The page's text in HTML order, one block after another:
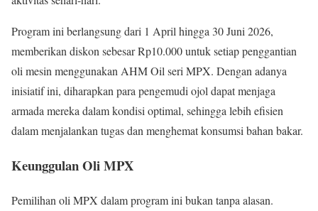
Program ini berlangsung dari 1 April hingga 30 Juni 2026,
memberikan diskon sebesar Rp10.000 untuk setiap penggantian
oli mesin menggunakan AHM Oil seri MPX. Dengan adanya
inisiatif ini, diharapkan para pengemudi ojol dapat menjaga
armada mereka dalam kondisi optimal, sehingga lebih efisien
dalam menjalankan tugas dan menghemat konsumsi bahan bakar.
Keunggulan Oli MPX
Pemilihan oli MPX dalam program ini bukan tanpa alasan.